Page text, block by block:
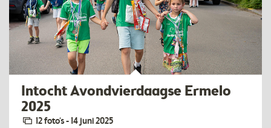
Intocht Avondvierdaagse Ermelo
2025
12 foto‘s - 14 juni 2025